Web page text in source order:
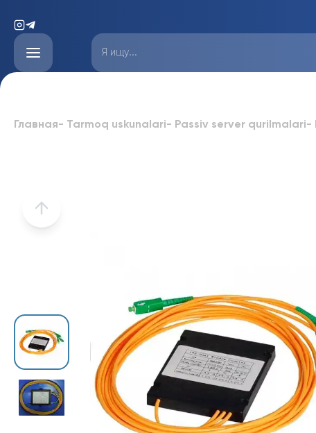
Главная- Tarmoq uskunalari- Passiv server qurilmalari-